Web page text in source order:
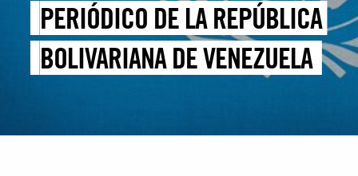
PERIÓDICO DE LA REPÚBLICA
BOLIVARIANA DE VENEZUELA